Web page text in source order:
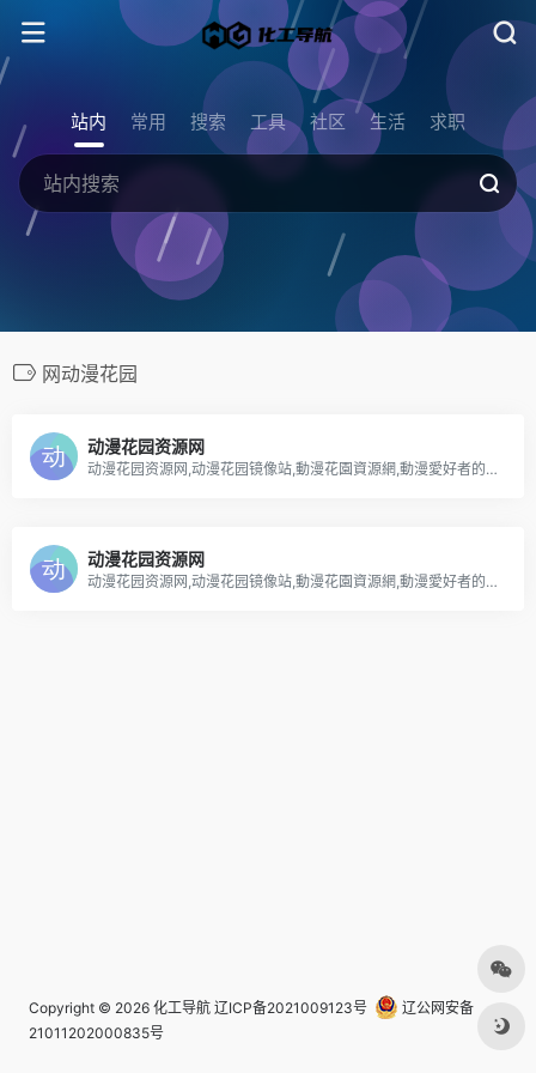
站内 常用 搜索 工具 社区 生活 求职
网动漫花园
动漫花园资源网
动漫花园资源网,动漫花园镜像站,動漫花園資源網,動漫愛好者的自由交流平台，本站为动漫花园镜像站，本站不存储发布任何种子资源，仅提供搜索及动漫花园快照内容
动漫花园资源网
动漫花园资源网,动漫花园镜像站,動漫花園資源網,動漫愛好者的自由交流平台，本站为动漫花园镜像站，本站不存储发布任何种子资源，仅提供搜索及动漫花园快照内容
Copyright © 2026 化工导航 辽ICP备2021009123号
辽公网安备
21011202000835号